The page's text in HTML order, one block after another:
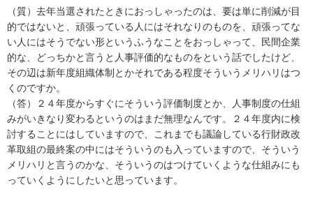
（質）去年当選されたときにおっしゃったのは、要は単に削減が目
的ではないと、頑張っている人にはそれなりのものを、頑張ってな
い人にはそうでない形というふうなことをおっしゃって、民間企業
的な、どっちかと言うと人事評価的なものをという話でしたけど、
その辺は新年度組織体制とかそれである程度そういうメリハリはつ
くのですか。
（答）２４年度からすぐにそういう評価制度とか、人事制度の仕組
みがいきなり変わるというのはまだ無理なんです。２４年度内に検
討することにはしていますので、これまでも議論している行財政改
革取組の最終案の中にはそういうのも入っていますので、そういう
メリハリと言うのかな、そういうのはつけていくような仕組みにも
っていくようにしたいと思っています。